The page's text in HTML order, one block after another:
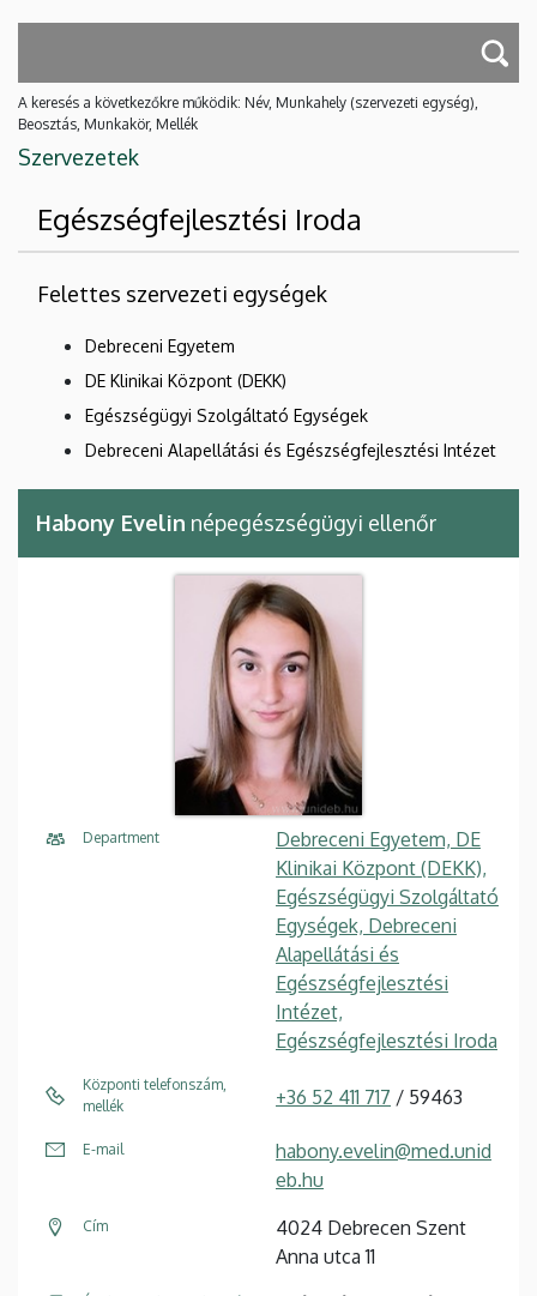
A keresés a következőkre működik: Név, Munkahely (szervezeti egység),
Beosztás, Munkakör, Mellék
Szervezetek
Egészségfejlesztési Iroda
Felettes szervezeti egységek
Debreceni Egyetem
DE Klinikai Központ (DEKK)
Egészségügyi Szolgáltató Egységek
Debreceni Alapellátási és Egészségfejlesztési Intézet
Habony Evelin népegészségügyi ellenőr
Department
Debreceni Egyetem, DE
Klinikai Központ (DEKK),
Egészségügyi Szolgáltató
Egységek, Debreceni
Alapellátási és
Egészségfejlesztési
Intézet,
Egészségfejlesztési Iroda
Központi telefonszám,
mellék
+36 52 411 717 / 59463
E-mail
habony.evelin@med.unid
eb.hu
Cím
4024 Debrecen Szent
Anna utca 11